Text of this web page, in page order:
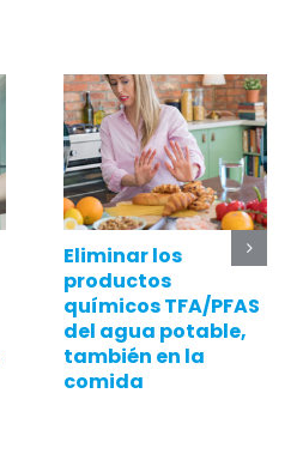
Eliminar los
productos
químicos TFA/PFAS
del agua potable,
también en la
comida